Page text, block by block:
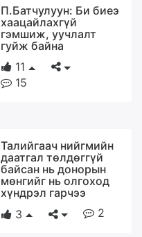
П.Батчулуун: Би биеэ
хаацайлахгүй
гэмшиж, уучлалт
гуйж байна
11
15
Талийгаач нийгмийн
даатгал төлдөггүй
байсан нь донорын
мөнгийг нь олгоход
хүндрэл гарчээ
3
2